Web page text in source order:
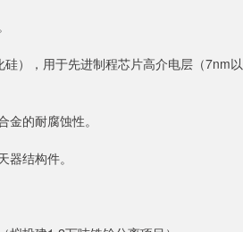
硅），用于先进制程芯片高介电层（7nm以
的耐腐蚀性。
结构件。